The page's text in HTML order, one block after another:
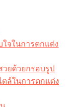
จในการตกแต่ง
ยด้วยกรอบรูป
ล์ในการตกแต่ง